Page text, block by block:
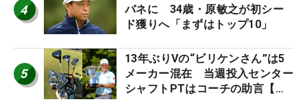
4
バネに 34歳・原敏之が初シー
ド獲りへ「まずはトップ10」
5
13年ぶりVの“ビリケンさん”は5
メーカー混在 当週投入センター
シャフトPTはコーチの助言【勝